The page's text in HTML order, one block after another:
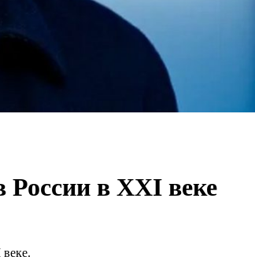
России в XXI веке